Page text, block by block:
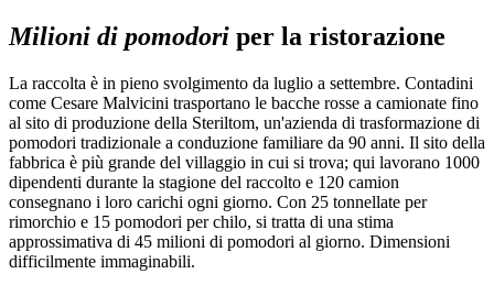
Milioni di pomodori per la ristorazione
La raccolta è in pieno svolgimento da luglio a settembre. Contadini
come Cesare Malvicini trasportano le bacche rosse a camionate fino
al sito di produzione della Steriltom, un'azienda di trasformazione di
pomodori tradizionale a conduzione familiare da 90 anni. Il sito della
fabbrica è più grande del villaggio in cui si trova; qui lavorano 1000
dipendenti durante la stagione del raccolto e 120 camion
consegnano i loro carichi ogni giorno. Con 25 tonnellate per
rimorchio e 15 pomodori per chilo, si tratta di una stima
approssimativa di 45 milioni di pomodori al giorno. Dimensioni
difficilmente immaginabili.